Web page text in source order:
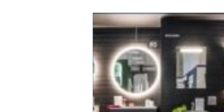
ska hålla i många år. För
den som planerar
köksrenovering...